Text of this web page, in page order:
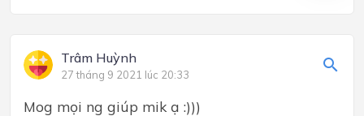
Trâm Huỳnh
27 tháng 9 2021 lúc 20:33
Mog mọi ng giúp mik ạ :)))